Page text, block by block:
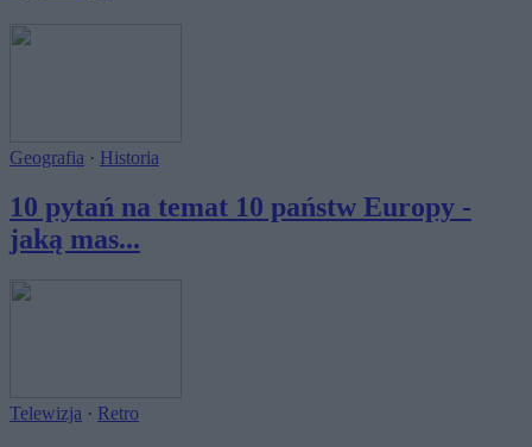
Geografia · Historia
10 pytań na temat 10 państw Europy -
jaką mas...
Telewizja · Retro